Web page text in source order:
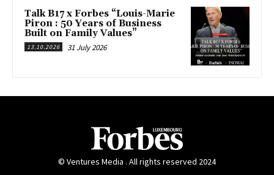
Talk B17 x Forbes “Louis-Marie
Piron : 50 Years of Business
Built on Family Values”
13.10.2026 31 July 2026
© Ventures Media . All rights reserved 2024